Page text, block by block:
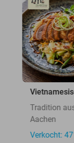
Tradition
Aachen
Verkocht: